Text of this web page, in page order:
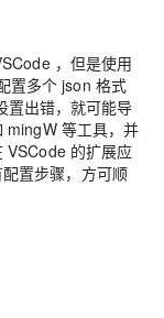
，但是使用
置多个 json 格式
置出错，就可能导
mingW 等工具，并
VSCode 的扩展应
置步骤，方可顺